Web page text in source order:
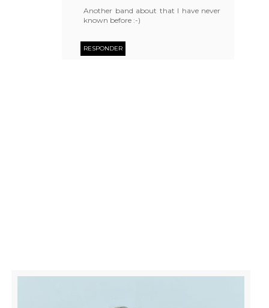
Another band about that I have never
known before :-)
RESPONDER